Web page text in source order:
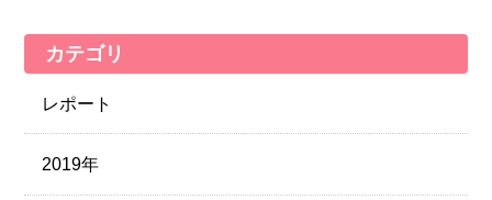
カテゴリ
レポート
2019年